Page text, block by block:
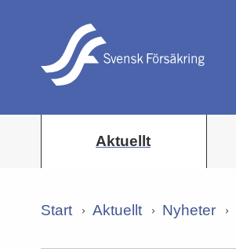
Aktuellt
Start Aktuellt Nyheter